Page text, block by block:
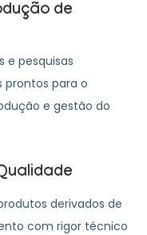
de
e pesquisas
prontos para o
e gestão do
derivados de
com rigor técnico